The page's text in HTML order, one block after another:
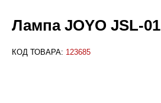
Лампа JOYO JSL-01
КОД ТОВАРА: 123685